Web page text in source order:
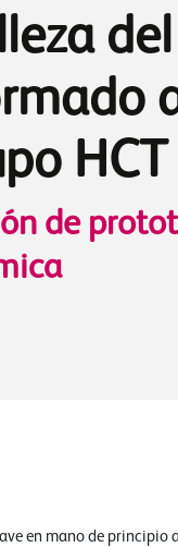
del
HCT
de
en mano de principio